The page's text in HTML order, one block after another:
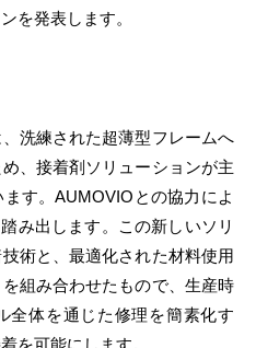
を発表します。
洗練された超薄型フレームへ
、接着剤ソリューションが主
す。AUMOVIOとの協力によ
み出します。この新しいソリ
術と、最適化された材料使用
組み合わせたもので、生産時
全体を通じた修理を簡素化す
を可能にします。